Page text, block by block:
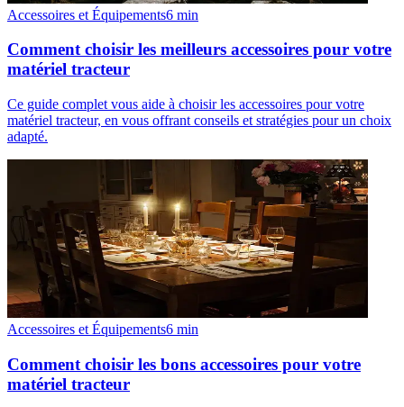
Accessoires et Équipements6 min
Comment choisir les meilleurs accessoires pour votre
matériel tracteur
Ce guide complet vous aide à choisir les accessoires pour votre
matériel tracteur, en vous offrant conseils et stratégies pour un choix
adapté.
Accessoires et Équipements6 min
Comment choisir les bons accessoires pour votre
matériel tracteur